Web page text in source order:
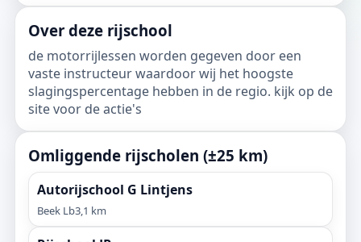
Over deze rijschool
de motorrijlessen worden gegeven door een
vaste instructeur waardoor wij het hoogste
slagingspercentage hebben in de regio. kijk op de
site voor de actie's
Omliggende rijscholen (±25 km)
Autorijschool G Lintjens
Beek Lb3,1 km